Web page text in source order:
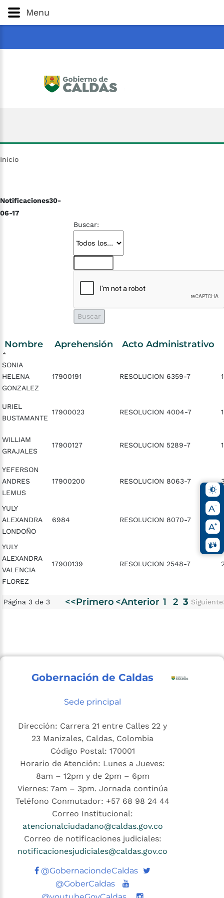
Gobernación
Menu
Inicio
Notificaciones30-
06-17
Buscar:
Nombre Aprehensión Acto Administrativo
SONIA
HELENA
GONZALEZ
17900191 RESOLUCION 6359-7
URIEL
BUSTAMANTE
17900023 RESOLUCION 4004-7
WILLIAM
GRAJALES
17900127 RESOLUCION 5289-7
YEFERSON
ANDRES
LEMUS
17900200 RESOLUCION 8063-7
YULY
ALEXANDRA
LONDOÑO
6984 RESOLUCION 8070-7
YULY
ALEXANDRA
VALENCIA
FLOREZ
17900139 RESOLUCION 2548-7
Página 3 de 3 <<Primero <Anterior 1 2 3
Gobernación de Caldas
Sede principal
Dirección: Carrera 21 entre Calles 22 y
23 Manizales, Caldas, Colombia
Código Postal: 170001
Horario de Atención: Lunes a Jueves:
8am – 12pm y de 2pm – 6pm
Viernes: 7am – 3pm. Jornada continúa
Teléfono Conmutador: +57 68 98 24 44
Correo Institucional:
atencionalciudadano@caldas.gov.co
Correo de notificaciones judiciales:
notificacionesjudiciales@caldas.gov.co
@GobernaciondeCaldas Twitter
@GoberCaldas
Youtube